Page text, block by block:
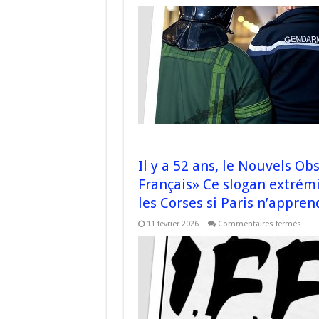
:
une
contre
Il y a 52 ans, le Nouvels
Français» Ce slogan
les Corses si Paris
11 février 2026 Commentaires ferméssur
y
52
ans,
le
Obs